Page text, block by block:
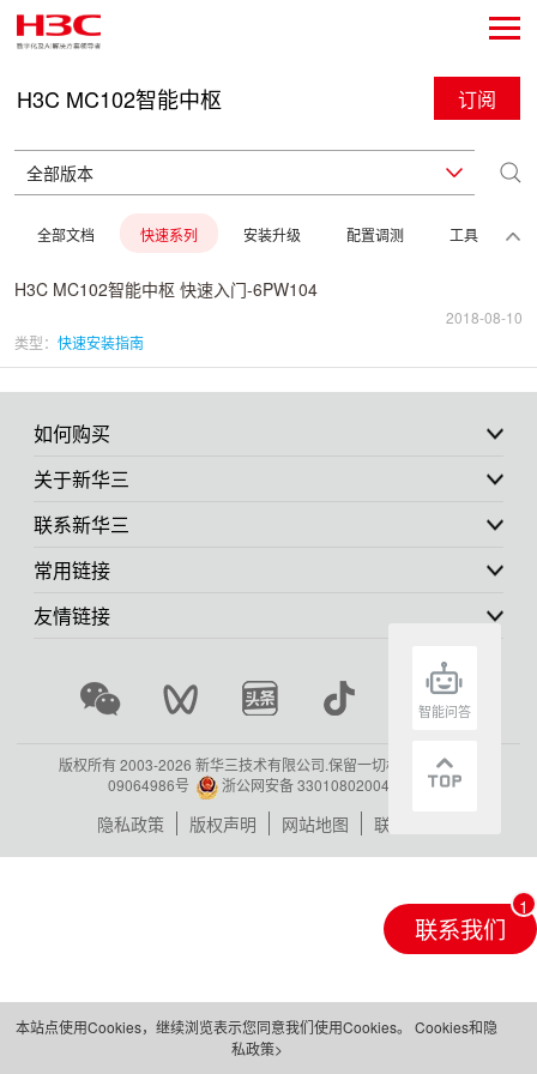
H3C MC102智能中枢 订阅
全部文档 快速系列 安装升级 配置调测 工具
H3C MC102智能中枢 快速入门-6PW104
2018-08-10
类型： 快速安装指南
如何购买
关于新华三
联系新华三
常用链接
友情链接
版权所有 2003-2026 新华三技术有限公司.保留一切权利.
浙ICP备
09064986号
浙公网安备 33010802004416号
隐私政策 版权声明 网站地图 联系我们
联系我们
本站点使用Cookies，继续浏览表示您同意我们使用Cookies。 Cookies和隐
私政策>
智能问答